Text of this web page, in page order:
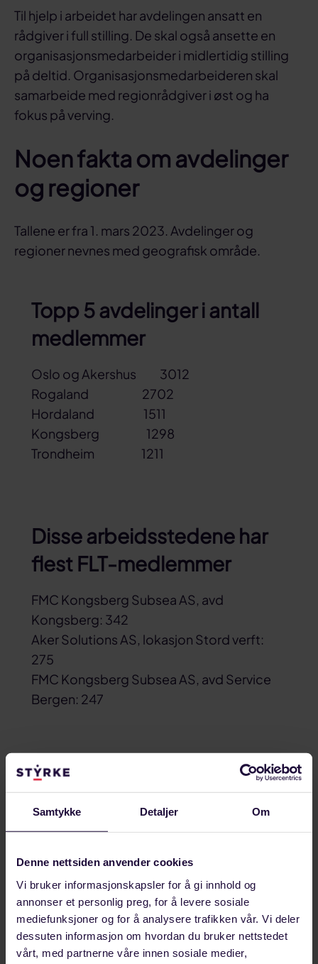
Samtykke Detaljer Om
Denne nettsiden anvender cookies
Vi bruker informasjonskapsler for å gi innhold og
annonser et personlig preg, for å levere sosiale
mediefunksjoner og for å analysere trafikken vår. Vi deler
dessuten informasjon om hvordan du bruker nettstedet
vårt, med partnerne våre innen sosiale medier,
Til hjelp i arbeidet har avdelingen ansatt en
rådgiver i full stilling. De skal også ansette en
organisasjonsmedarbeider i midlertidig stilling
på deltid. Organisasjonsmedarbeideren skal
samarbeide med regionrådgiver i øst og ha
fokus på verving.
Noen fakta om avdelinger
og regioner
Tallene er fra 1. mars 2023. Avdelinger og
regioner nevnes med geografisk område.
Topp 5 avdelinger i antall
medlemmer
Oslo og Akershus 3012
Rogaland 2702
Hordaland 1511
Kongsberg 1298
Trondheim 1211
Disse arbeidsstedene har
flest FLT-medlemmer
FMC Kongsberg Subsea AS, avd
Kongsberg: 342
Aker Solutions AS, lokasjon Stord verft:
275
FMC Kongsberg Subsea AS, avd Service
Bergen: 247
Disse avdelingene er størst
per region
derav 292 yrkesaktive
Region midt:Trondheim 1211 medlemmer,
derav 935 yrkesaktive
Region vest:Rogaland 2702 medlemmer,